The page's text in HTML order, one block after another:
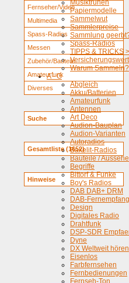
Musiktruhen
Papiermodelle
Sammelwut
Sammlerpreise
Sammlung
Spass-Radios
TIPPS & TRICKS >
Versicherungswert
Warum Sammeln?
A - G
Abgleich
Akku/Batterien
Amateurfunk
Antennen
Art Deco
Audion-Bauplan
Audion-Varianten
Autoradios
Bakelit-Radios
Bauteile /
Begriffe
Bittorf & Funke
Boy's Radios
DAB DAB+ DRM
DAB-Fernempfang
Design
Digitales Radio
Drahtfunk
DSP-SDR
Dyne
DX Weltweit hören
Eisenlos
Farbfernsehen
Fernbedienungen
Fernseh-Ton
Fernseher/Video
Multimedia
Spass-Radios
Messen
Zubehör/Bauteile
Amateurfunk
Diverses
Suche
Gesamtliste (1652)
Hinweise